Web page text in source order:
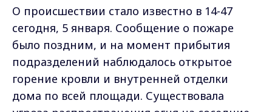
О происшествии стало известно в 14-47
сегодня, 5 января. Сообщение о пожаре
было поздним, и на момент прибытия
подразделений наблюдалось открытое
горение кровли и внутренней отделки
дома по всей площади. Существовала